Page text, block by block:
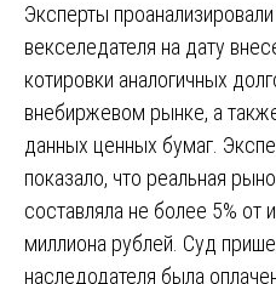
Эксперты
векселедателя на дату
котировки аналогичных
внебиржевом рынке, а
данных ценных бумаг.
показало, что реальная
составляла не более 5% от
миллиона рублей. Суд
наследодателя была